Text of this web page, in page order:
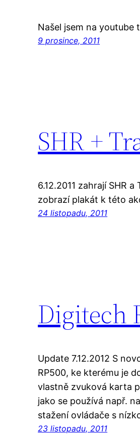
Našel jsem na youtube
9 prosince, 2011
SHR +
6.12.2011 zahrají SHR
zobrazí plakát k této
24 listopadu, 2011
Digitech
Update 7.12.2012 S
RP500, ke kterému je
vlastně zvuková karta
jako se používá např.
stažení ovládače s
23 listopadu, 2011